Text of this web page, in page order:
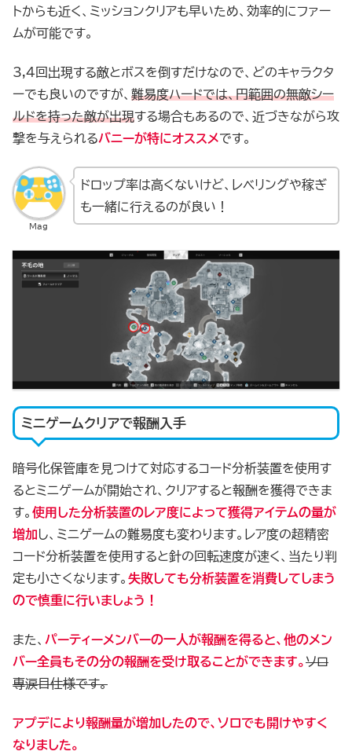
トからも近く、ミッションクリアも早いため、効率的にファー
ムが可能です。
3,4回出現する敵とボスを倒すだけなので、どのキャラクタ
ーでも良いのですが、 難易度ハードでは、円範囲の無敵シー
ルドを持った敵が出現する場合もあるので、近づきながら攻
撃を与えられるバニーが特にオススメです。
Mag
ドロップ率は高くないけど、レベリングや稼ぎ
も一緒に行えるのが良い！
ミニゲームクリアで報酬入手
暗号化保管庫を見つけて対応するコード分析装置を使用す
るとミニゲームが開始され、クリアすると報酬を獲得できま
す。 使用した分析装置のレア度によって獲得アイテムの量が
増加し、ミニゲームの難易度も変わります。レア度の超精密
コード分析装置を使用すると針の回転速度が速く、当たり判
定も小さくなります。 失敗しても分析装置を消費してしまう
ので慎重に行いましょう！
また、 パーティーメンバーの一人が報酬を得ると、他のメン
バー全員もその分の報酬を受け取ることができます。ソロ
専涙目仕様です。
アプデにより報酬量が増加したので、ソロでも開けやすく
なりました。